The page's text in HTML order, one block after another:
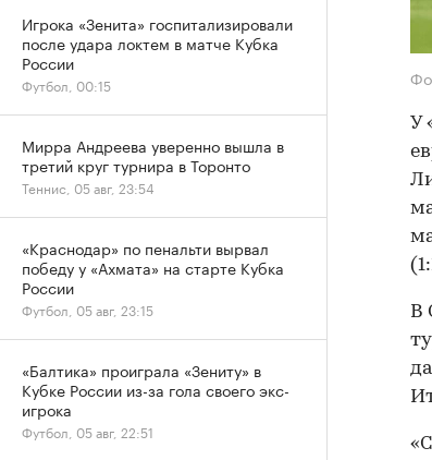
У
В
Игрока «Зенита» госпитализировали
после удара локтем в матче Кубка
России
Футбол, 00:15
Мирра Андреева уверенно вышла в
третий круг турнира в Торонто
Теннис, 05 авг, 23:54
«Краснодар» по пенальти вырвал
победу у «Ахмата» на старте Кубка
России
Футбол, 05 авг, 23:15
«Балтика» проиграла «Зениту» в
Кубке России из-за гола своего экс-
игрока
Футбол, 05 авг, 22:51